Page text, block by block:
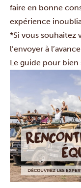
faire en bonne
expérience
*Si vous souhaitez
l’envoyer à
Le guide pour bien